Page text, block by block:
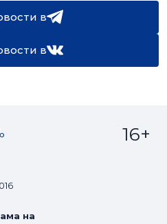
в
в
16+
на